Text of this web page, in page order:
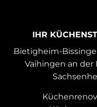
IHR
Bietigheim-
Vaihingen an der